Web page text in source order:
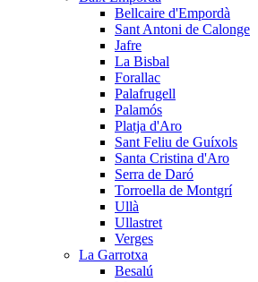
Bellcaire d'Empordà
Sant Antoni de Calonge
Jafre
La Bisbal
Forallac
Palafrugell
Palamós
Platja d'Aro
Sant Feliu de Guíxols
Santa Cristina d'Aro
Serra de Daró
Torroella de Montgrí
Ullà
Ullastret
Verges
La Garrotxa
Besalú